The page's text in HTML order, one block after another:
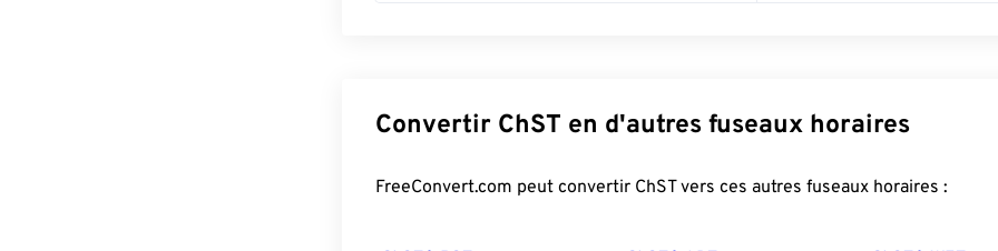
Convertir ChST en d'autres fuseaux horaires
FreeConvert.com peut convertir ChST vers ces autres fuseaux horaires :